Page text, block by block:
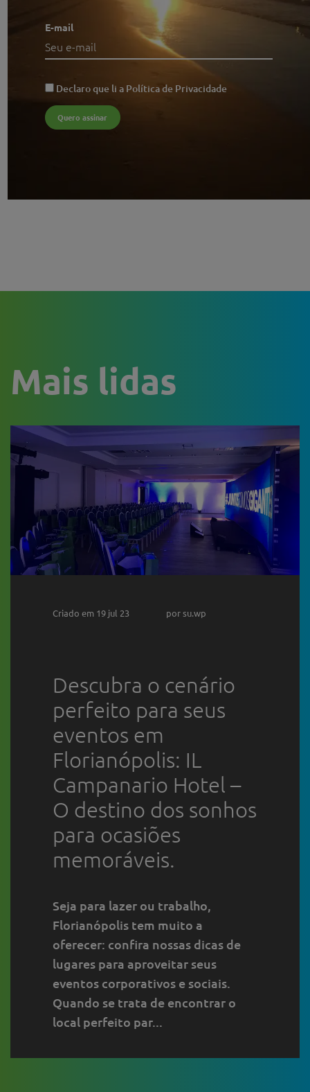
E-mail
Declaro que li a Política de Privacidade
Mais lidas
Criado em 19 jul 23 por su.wp
Descubra o cenário
perfeito para seus
eventos em
Florianópolis: IL
Campanario Hotel –
O destino dos sonhos
para ocasiões
memoráveis.
Seja para lazer ou trabalho,
Florianópolis tem muito a
oferecer: confira nossas dicas de
lugares para aproveitar seus
eventos corporativos e sociais.
Quando se trata de encontrar o
local perfeito par...